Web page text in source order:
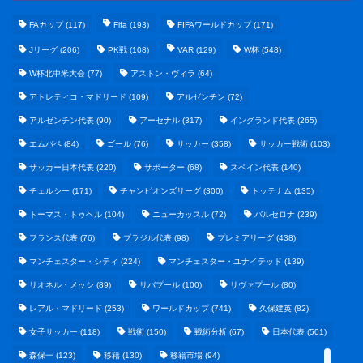
FAカップ(117) Fifa (193) FIFAワールドカップ(171)
Jリーグ (206) PK戦 (108) VAR (129) W杯 (548)
W杯北中米大会 (77) アストン・ヴィラ (64)
アトレティコ・マドリード (109) アルゼンチン (72)
アルゼンチン代表 (90) アーセナル (317) イングランド代表 (265)
エムバペ (84) ゴール (76) サッカー (358) サッカー戦術 (103)
サッカー日本代表 (220) サポーター (68) スペイン代表 (140)
チェルシー (171) チャンピオンズリーグ (300) トッテナム (135)
トーマス・トゥヘル (104) ニューカッスル (72) バルセロナ (239)
フランス代表 (76) ブラジル代表 (98) プレミアリーグ (438)
マンチェスター・シティ (224) マンチェスター・ユナイテッド (139)
リオネル・メッシ (89) リバプール (100) リヴァプール (80)
レアル・マドリード (253) ワールドカップ(741) 久保建英 (82)
女子サッカー (118) 戦術 (150) 戦術分析 (67) 日本代表 (501)
森保一 (123) 移籍 (130) 移籍市場 (94)
テクノロジーまとめ
ビジネス・経済まとめ